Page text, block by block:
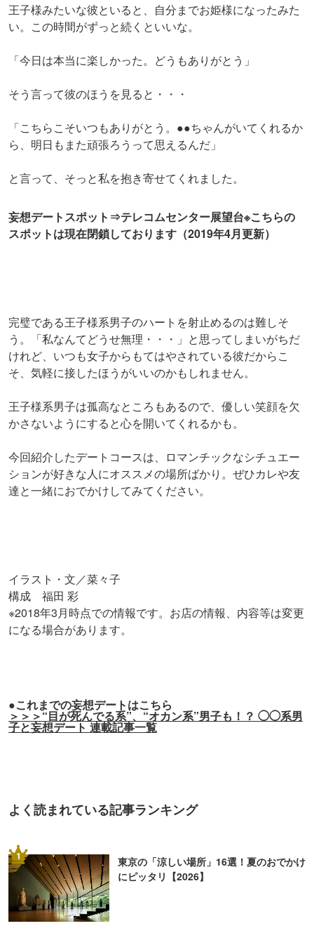
王子様みたいな彼といると、自分までお姫様になったみた
い。この時間がずっと続くといいな。
「今日は本当に楽しかった。どうもありがとう」
そう言って彼のほうを見ると・・・
「こちらこそいつもありがとう。●●ちゃんがいてくれるか
ら、明日もまた頑張ろうって思えるんだ」
と言って、そっと私を抱き寄せてくれました。
妄想デートスポット⇒テレコムセンター展望台※こちらの
スポットは現在閉鎖しております（2019年4月更新）
完璧である王子様系男子のハートを射止めるのは難しそ
う。「私なんてどうせ無理・・・」と思ってしまいがちだ
けれど、いつも女子からもてはやされている彼だからこ
そ、気軽に接したほうがいいのかもしれません。
王子様系男子は孤高なところもあるので、優しい笑顔を欠
かさないようにすると心を開いてくれるかも。
今回紹介したデートコースは、ロマンチックなシチュエー
ションが好きな人にオススメの場所ばかり。ぜひカレや友
達と一緒におでかけしてみてください。
イラスト・文／菜々子
構成 福田 彩
※2018年3月時点での情報です。お店の情報、内容等は変更
になる場合があります。
●これまでの妄想デートはこちら
＞＞＞“目が死んでる系”、“オカン系”男子も！？ ◯◯系男
子と妄想デート 連載記事一覧
よく読まれている記事ランキング
1
東京の「涼しい場所」16選！夏のおでかけ
にピッタリ【2026】